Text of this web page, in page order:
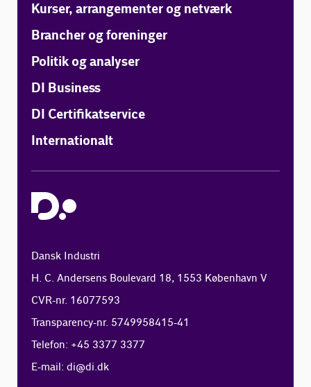
Kurser, arrangementer og netværk
Brancher og foreninger
Politik og analyser
DI Business
DI Certifikatservice
Internationalt
Dansk Industri
H. C. Andersens Boulevard 18, 1553 København V
CVR-nr. 16077593
Transparency-nr. 5749958415-41
Telefon: +45 3377 3377
E-mail:di@di.dk